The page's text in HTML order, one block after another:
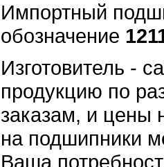
Импортный
обозначение
Изготовитель -
продукцию по
заказам, и цены
на подшипники
Ваша